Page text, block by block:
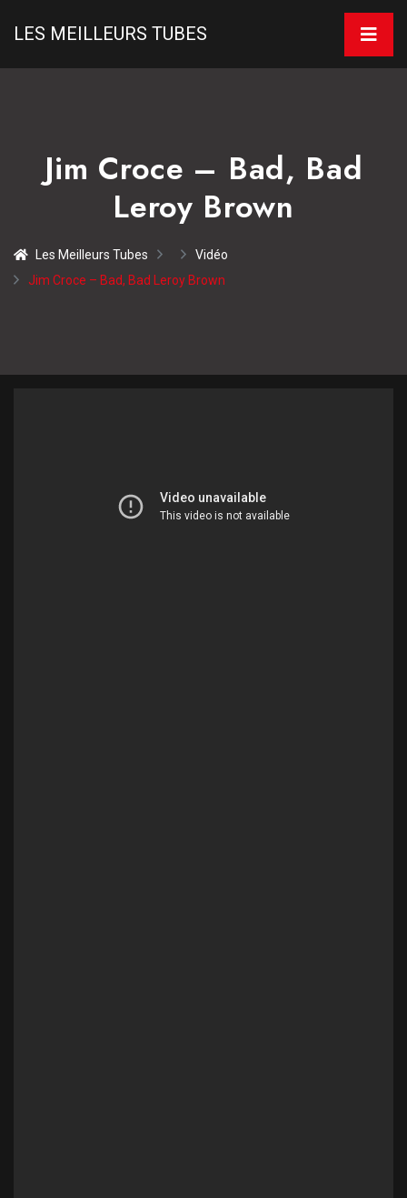
LES MEILLEURS TUBES
Jim Croce – Bad, Bad
Leroy Brown
Les Meilleurs Tubes
Vidéo
Jim Croce – Bad, Bad Leroy Brown